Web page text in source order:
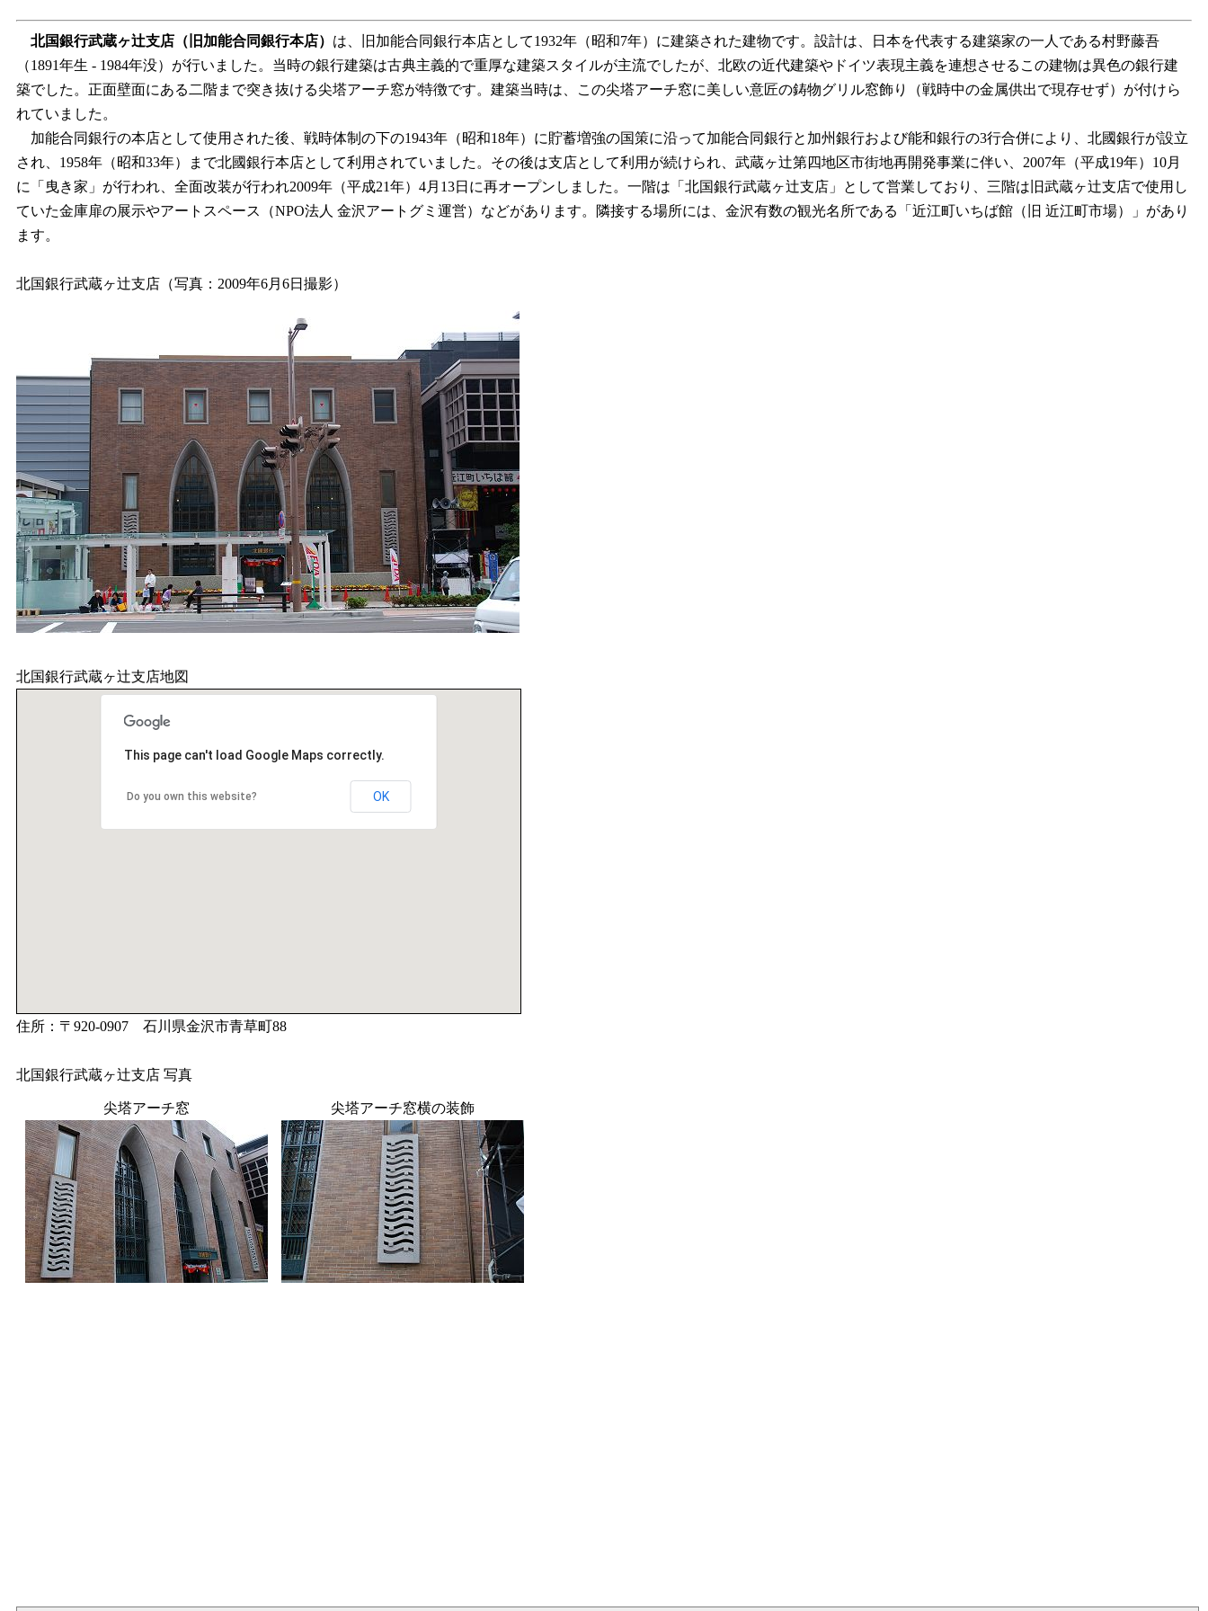
北国銀行武蔵ヶ辻支店 （旧加能合同銀行本店） は、旧加能合同銀行本店として1932年（昭和7年）に建築された建物です。設計は、日本を代表する建築家の一人である村野藤吾
（1891年生 - 1984年没）が行いました。当時の銀行建築は古典主義的で重厚な建築スタイルが主流でしたが、北欧の近代建築やドイツ表現主義を連想させるこの建物は異色の銀行建
築でした。正面壁面にある二階まで突き抜ける尖塔アーチ窓が特徴です。建築当時は、この尖塔アーチ窓に美しい意匠の鋳物グリル窓飾り（戦時中の金属供出で現存せず）が付けら
れていました。
加能合同銀行の本店として使用された後、戦時体制の下の1943年（昭和18年）に貯蓄増強の国策に沿って加能合同銀行と加州銀行および能和銀行の3行合併により、北國銀行が設立
され、1958年（昭和33年）まで北國銀行本店として利用されていました。その後は支店として利用が続けられ、武蔵ヶ辻第四地区市街地再開発事業に伴い、2007年（平成19年）10月
に「曳き家」が行われ、全面改装が行われ2009年（平成21年）4月13日に再オープンしました。一階は「北国銀行武蔵ヶ辻支店」として営業しており、三階は旧武蔵ヶ辻支店で使用し
ていた金庫扉の展示やアートスペース（NPO法人 金沢アートグミ運営）などがあります。隣接する場所には、金沢有数の観光名所である「近江町いちば館（旧 近江町市場）」があり
ます。
北国銀行武蔵ヶ辻支店（写真：2009年6月6日撮影）
北国銀行武蔵ヶ辻支店地図
This page can't load Google Maps correctly.
Do you own this website? OK
住所：〒920-0907 石川県金沢市青草町88
北国銀行武蔵ヶ辻支店 写真
尖塔アーチ窓 尖塔アーチ窓横の装飾